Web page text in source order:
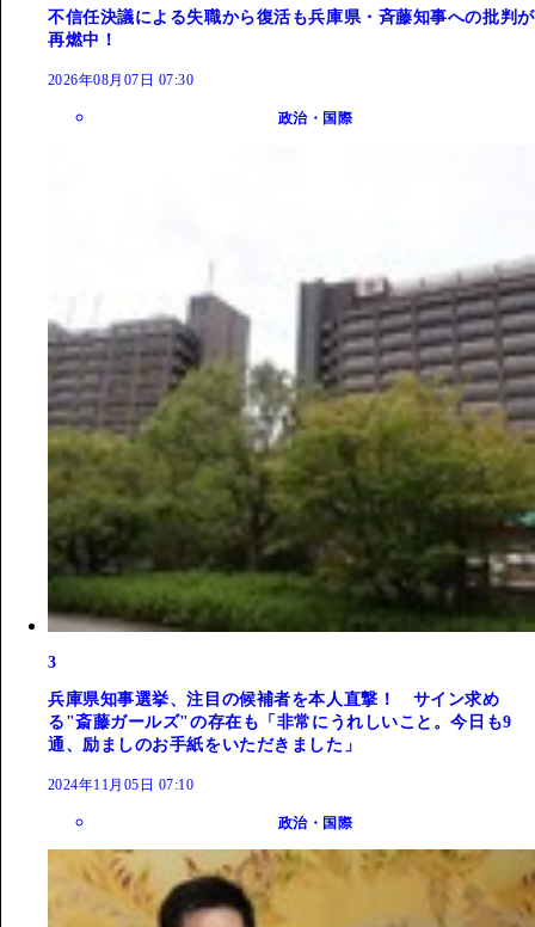
不信任決議による失職から復活も兵庫県・斉藤知事への批判が
再燃中！
2026年08月07日 07:30
政治・国際
3
兵庫県知事選挙、注目の候補者を本人直撃！ サイン求め
る"斎藤ガールズ"の存在も「非常にうれしいこと。今日も9
通、励ましのお手紙をいただきました」
2024年11月05日 07:10
政治・国際